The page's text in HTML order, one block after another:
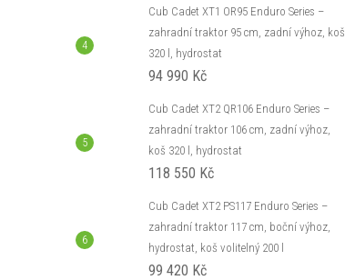
Cub Cadet XT1 OR95 Enduro Series –
zahradní traktor 95 cm, zadní výhoz, koš
320 l, hydrostat
94 990 Kč
Cub Cadet XT2 QR106 Enduro Series –
zahradní traktor 106 cm, zadní výhoz,
koš 320 l, hydrostat
118 550 Kč
Cub Cadet XT2 PS117 Enduro Series –
zahradní traktor 117 cm, boční výhoz,
hydrostat, koš volitelný 200 l
99 420 Kč